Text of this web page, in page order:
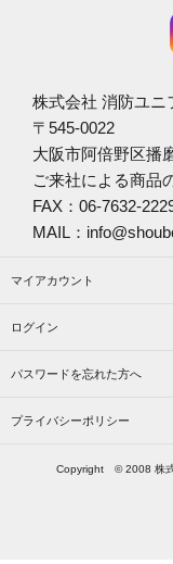
株式会社 消防ユニ
〒545-0022
大阪市阿倍野区播
ご来社による商品
FAX：06-7632-
MAIL：
マイアカウント
ログイン
パスワードを忘れた方へ
プライバシーポリシー
Copyright © 2008 株